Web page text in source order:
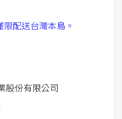
配送台灣本島。
股份有限公司